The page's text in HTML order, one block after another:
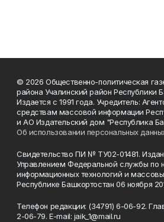
© 2026 Общественно-политическая
района Учалинский район Республики
Издается с 1991 года. Учредитель:
средствам массовой информации
и АО Издательский дом "Республика
Об использовании персональных
Свидетельство ПИ № ТУ02-01481.
Управлением Федеральной службы по
информационных технологий и
Республике Башкортостан 06 ноября
Телефон редакции: (34791) 6-06-92.
2-06-79. Е-mаil: jaik_1@mail.ru